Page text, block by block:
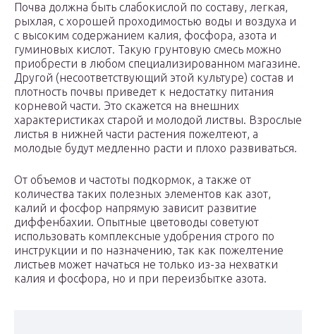
Почва должна быть слабокислой по составу, легкая,
рыхлая, с хорошей проходимостью воды и воздуха и
с высоким содержанием калия, фосфора, азота и
гуминовых кислот. Такую грунтовую смесь можно
приобрести в любом специализированном магазине.
Другой (несоответствующий этой культуре) состав и
плотность почвы приведет к недостатку питания
корневой части. Это скажется на внешних
характеристиках старой и молодой листвы. Взрослые
листья в нижней части растения пожелтеют, а
молодые будут медленно расти и плохо развиваться.
От объемов и частоты подкормок, а также от
количества таких полезных элементов как азот,
калий и фосфор напрямую зависит развитие
диффенбахии. Опытные цветоводы советуют
использовать комплексные удобрения строго по
инструкции и по назначению, так как пожелтение
листьев может начаться не только из-за нехватки
калия и фосфора, но и при переизбытке азота.